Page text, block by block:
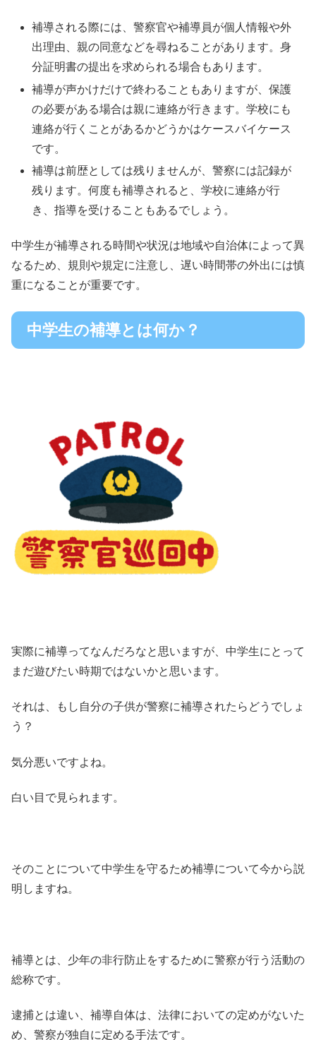
補導される際には、警察官や補導員が個人情報や外
出理由、親の同意などを尋ねることがあります。身
分証明書の提出を求められる場合もあります。
補導が声かけだけで終わることもありますが、保護
の必要がある場合は親に連絡が行きます。学校にも
連絡が行くことがあるかどうかはケースバイケース
です。
補導は前歴としては残りませんが、警察には記録が
残ります。何度も補導されると、学校に連絡が行
き、指導を受けることもあるでしょう。
中学生が補導される時間や状況は地域や自治体によって異
なるため、規則や規定に注意し、遅い時間帯の外出には慎
重になることが重要です。
中学生の補導とは何か？
実際に補導ってなんだろなと思いますが、中学生にとって
まだ遊びたい時期ではないかと思います。
それは、もし自分の子供が警察に補導されたらどうでしょ
う？
気分悪いですよね。
白い目で見られます。
そのことについて中学生を守るため補導について今から説
明しますね。
補導とは、少年の非行防止をするために警察が行う活動の
総称です。
逮捕とは違い、補導自体は、法律においての定めがないた
め、警察が独自に定める手法です。